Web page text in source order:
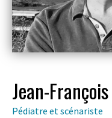
Jean-
Pédiatre et scénariste